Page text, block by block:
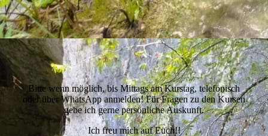
Bitte wenn möglich, bis Mittags am Kurstag, telefonisch
oder über WhatsApp anmelden! Für Fragen zu den Kursen
gebe ich gerne persönliche Auskunft.
Ich freu mich auf Euch!!